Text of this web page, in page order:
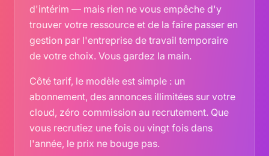
d'intérim — mais rien ne vous empêche d'y
trouver votre ressource et de la faire passer en
gestion par l'entreprise de travail temporaire
de votre choix. Vous gardez la main.
Côté tarif, le modèle est simple : un
abonnement, des annonces illimitées sur votre
cloud, zéro commission au recrutement. Que
vous recrutiez une fois ou vingt fois dans
l'année, le prix ne bouge pas.